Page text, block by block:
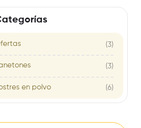
(3)
(3)
en polvo (6)